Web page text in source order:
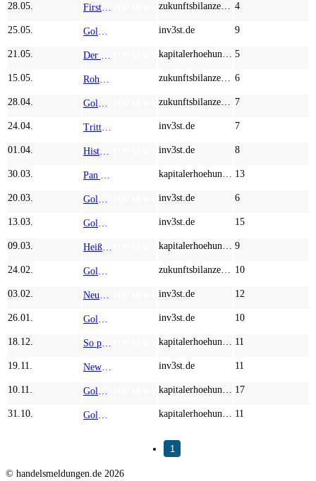
28.05. First Majestic und Agnico Eagle glänzen, aber Power Metallic Mines ist der wahre Geheimtipp! zukunftsbilanzen.de 4
25.05. Gold: Schieben die Friedenstauben den Preis an? Agnico Eagle, Desert Gold und B2Gold im Fokus! inv3st.de 9
21.05. Der Goldpreis fällt? Kaufen! Warum Barrick Mining, Desert Gold und Agnico Eagle jetzt gute Einstiegskurse bieten kapitalerhoehungen.de 5
15.05. Rohstoff-Bullen im Aufwind: Von den Rekorden bei Barrick Mining und Agnico Eagle zur Momentum-Kursrakete Power Metallic Mines! zukunftsbilanzen.de 6
28.04. Goldrausch 2.0: Warum Barrick Mining, Agnico Eagle und Kobo Resources jetzt den Ton angeben zukunftsbilanzen.de 7
24.04. Tritt Agnico Eagle eine Übernahmewelle los? K92 Mining und DRC Gold im Fokus! inv3st.de 7
01.04. Historische Chance am Goldmarkt: Mit Newmont, DRC Gold und Agnico Eagle Gold ins Depot holen inv3st.de 8
30.03. Pan American Silver, Silver North Resources, Agnico Eagle – Langfristiger Trend intakt kapitalerhoehungen.de 13
20.03. Goldpreis: Rücksetzer bietet Investoren Chancen bei Pan American Silver, Kobo Resources und Agnico Eagle Mines inv3st.de 6
13.03. Gold und Silber in Lauerstellung: Wie Anleger mit Agnico Eagle Mines, Silver Viper Minerals und Harmony Gold jetzt profitieren! inv3st.de 15
09.03. Heiße Phase am Goldmarkt: Newmont, Lahontan Gold und Agnico Eagle im Fokus der Profis kapitalerhoehungen.de 9
24.02. Gold-Boom 2026: Warum DRC Gold, Newmont Mining und Agnico Eagle gerade jetzt die spannendsten Namen im Edelmetallsektor sind zukunftsbilanzen.de 10
03.02. Neue Optionen für Agnico Eagle und Barrick Mining: Wie RZOLV Technologies die nächste Verarbeitungsgrenze der Goldindustrie unterstützt inv3st.de 12
26.01. Gold wird endlich grün: Wie RZOLV Technologies das Zyanid-Dilemma von Orica und Agnico Eagle löst inv3st.de 10
18.12. So profitieren Sie von der Goldhausse: Barrick Mining, Kobo Resources und Agnico Eagle im Check kapitalerhoehungen.de 11
19.11. Newmont, Desert Gold und Agnico Eagle: So positionieren Sie sich strategisch für die nächste Gold-Rally inv3st.de 11
10.11. Goldpreis-Prognose 10.000 USD: Die Strategien von Barrick Mining, Kobo Resources und Agnico Eagle kapitalerhoehungen.de 17
31.10. Gold nach der Korrektur: So profitieren Sie mit Newmont, Kobo Resources und Agnico Eagle vom nächsten Anstieg kapitalerhoehungen.de 11
1
© handelsmeldungen.de 2026